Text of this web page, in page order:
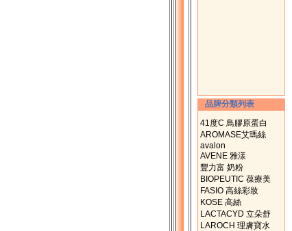
品牌分類列表
41度C 鳥膠原蛋白
AROMASE艾瑪絲
avalon
AVENE 雅漾
豐力富 奶粉
BIOPEUTIC 葆療美
FASIO 高絲彩妝
KOSE 高絲
LACTACYD 立朵舒
LAROCH 理膚寶水